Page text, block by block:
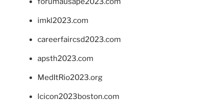
imkl2023.com
careerfaircsd2023.com
apsth2023.com
MedItRio2023.org
lcicon2023boston.com